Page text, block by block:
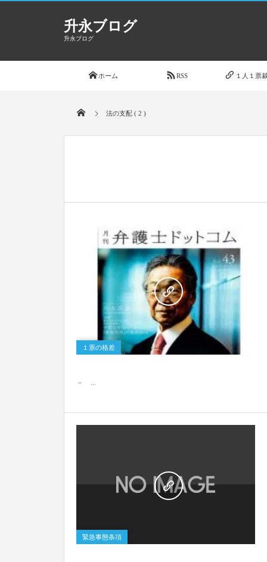
升永ブログ
升永ブログ
ホーム RSS １人１票
法の支配 ( 2 )
１票の格差
0
－ ...
緊急事態条項